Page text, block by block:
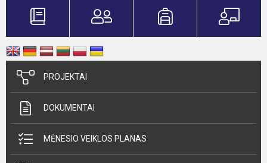
PROJEKTAI
DOKUMENTAI
MĖNESIO VEIKLOS PLANAS